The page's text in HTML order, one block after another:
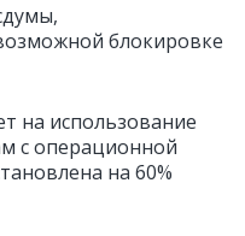
блокировке
на использование
с операционной
на 60%